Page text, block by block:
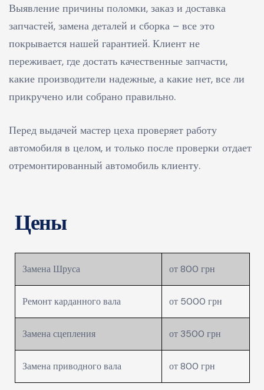
Выявление причины поломки, заказ и доставка
запчастей, замена деталей и сборка – все это
покрывается нашей гарантией. Клиент не
переживает, где достать качественные запчасти,
какие производители надежные, а какие нет, все ли
прикручено или собрано правильно.
Перед выдачей мастер цеха проверяет работу
автомобиля в целом, и только после проверки отдает
отремонтированный автомобиль клиенту.
Цены
Замена Шруса от 800 грн
Ремонт карданного вала от 5000 грн
Замена сцепления от 3500 грн
Замена приводного вала от 800 грн